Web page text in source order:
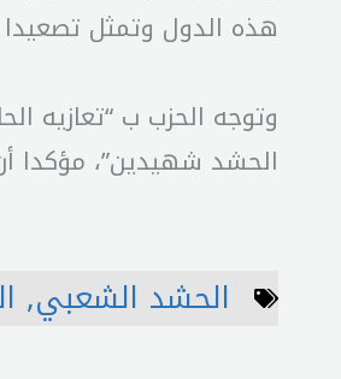
هذه الدول وتمثل
وتوجه الحزب ب “تعازيه
الحشد شهيدين”، مؤكدا
الحشد الشعبي,